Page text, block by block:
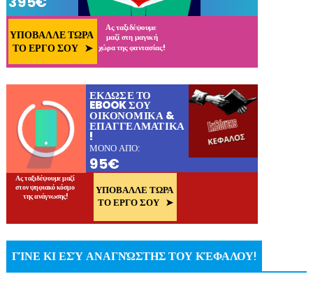
ΓΊΝΕ ΚΙ ΕΣΎ ΑΝΑΓΝΏΣΤΗΣ ΤΟΥ ΚΈΦΑΛΟΥ!